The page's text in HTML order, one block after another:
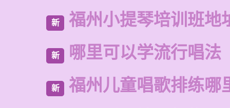
新 福州小提琴培训班地
新 哪里可以学流行唱法
新 福州儿童唱歌排练哪